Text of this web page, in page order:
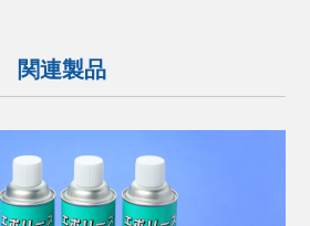
関連製品